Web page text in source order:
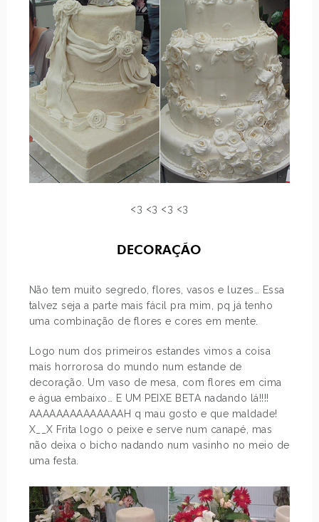
<3 <3 <3 <3
DECORAÇÃO
Não tem muito segredo, flores, vasos e luzes… Essa
talvez seja a parte mais fácil pra mim, pq já tenho
uma combinação de flores e cores em mente.
Logo num dos primeiros estandes vimos a coisa
mais horrorosa do mundo num estande de
decoração. Um vaso de mesa, com flores em cima
e água embaixo… E UM PEIXE BETA nadando lá!!!!
AAAAAAAAAAAAAAH q mau gosto e que maldade!
X__X Frita logo o peixe e serve num canapé, mas
não deixa o bicho nadando num vasinho no meio de
uma festa.